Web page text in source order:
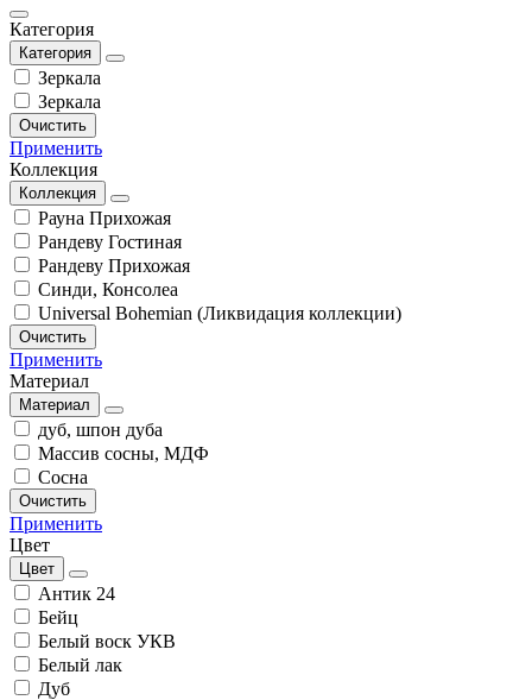
Категория
Категория
Зеркала
Зеркала
Очистить
Применить
Коллекция
Коллекция
Рауна Прихожая
Рандеву Гостиная
Рандеву Прихожая
Синди, Консолеа
Universal Bohemian (Ликвидация коллекции)
Очистить
Применить
Материал
Материал
дуб, шпон дуба
Массив сосны, МДФ
Сосна
Очистить
Применить
Цвет
Цвет
Антик 24
Бейц
Белый воск УКВ
Белый лак
Дуб